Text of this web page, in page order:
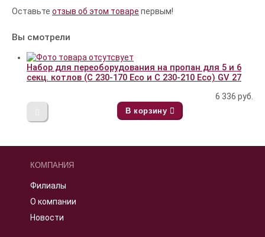
Оставьте отзыв об этом товаре первым!
Вы смотрели
Набор для переоборудования на пропан для 5 и 6
секц. котлов (С 230-170 Eco и С 230-210 Eco) GV 27
6 336 руб.
В корзину
КОМПАНИЯ
Филиалы
О компании
Новости